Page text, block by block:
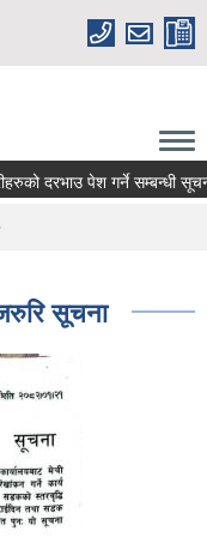
दरभाउ पेश गर्ने सम्बन्धी सूचना
सूचना